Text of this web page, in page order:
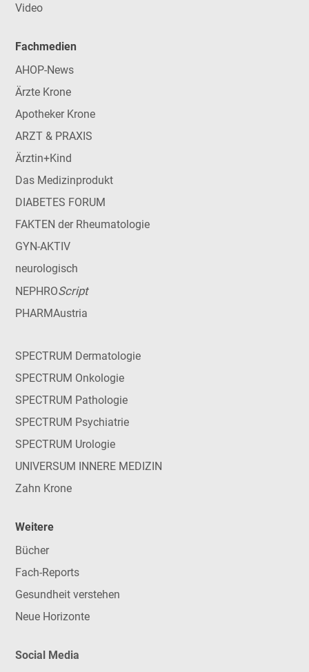
Video
Fachmedien
AHOP-News
Ärzte Krone
Apotheker Krone
ARZT & PRAXIS
Ärztin+Kind
Das Medizinprodukt
DIABETES FORUM
FAKTEN der Rheumatologie
GYN-AKTIV
neurologisch
NEPHROScript
PHARMAustria
SPECTRUM Dermatologie
SPECTRUM Onkologie
SPECTRUM Pathologie
SPECTRUM Psychiatrie
SPECTRUM Urologie
UNIVERSUM INNERE MEDIZIN
Zahn Krone
Weitere
Bücher
Fach-Reports
Gesundheit verstehen
Neue Horizonte
Social Media